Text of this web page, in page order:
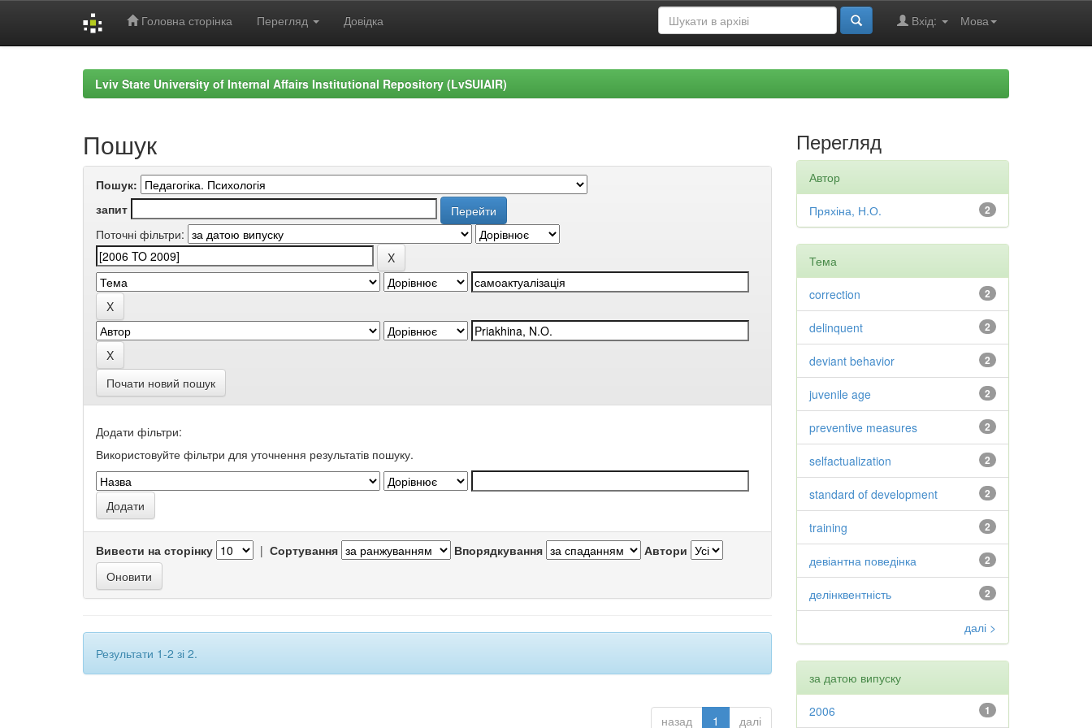
Головна сторінка Перегляд Довідка Мова
Вхід:
Lviv State University of Internal Affairs Institutional Repository (LvSUIAIR)
Пошук
Пошук:
запит
Поточні фільтри:
Почати новий пошук
Додати фільтри:
Використовуйте фільтри для уточнення результатів пошуку.
Вивести на сторінку | Сортування Впорядкування Автори
Результати 1-2 зі 2.
назад 1 далі
Перегляд
Автор
2
Пряхіна, Н.О.
Тема
2
correction
2
delinquent
2
deviant behavior
2
juvenile age
2
preventive measures
2
selfactualization
2
standard of development
2
training
2
девіантна поведінка
2
делінквентність
далі >
за датою випуску
1
2006